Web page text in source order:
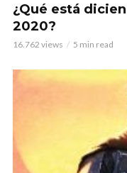
¿Qué está
2020?
16.762 views 5 min read